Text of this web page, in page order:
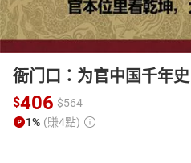
衙门口：为官中国千年史
$406 $564
1% (賺4點)